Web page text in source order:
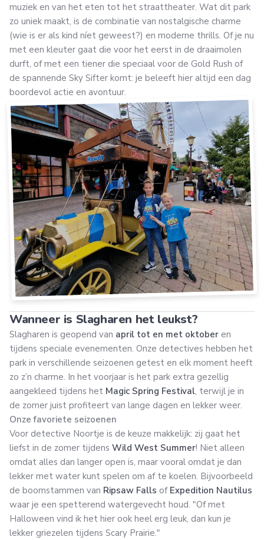
muziek en van het eten tot het straattheater. Wat dit park
zo uniek maakt, is de combinatie van nostalgische charme
(wie is er als kind níet geweest?) en moderne thrills. Of je nu
met een kleuter gaat die voor het eerst in de draaimolen
durft, of met een tiener die speciaal voor de Gold Rush of
de spannende Sky Sifter komt: je beleeft hier altijd een dag
boordevol actie en avontuur.
Wanneer is Slagharen het leukst?
Slagharen is geopend van april tot en met oktober en
tijdens speciale evenementen. Onze detectives hebben het
park in verschillende seizoenen getest en elk moment heeft
zo z’n charme. In het voorjaar is het park extra gezellig
aangekleed tijdens het Magic Spring Festival, terwijl je in
de zomer juist profiteert van lange dagen en lekker weer.
Onze favoriete seizoenen
Voor detective Noortje is de keuze makkelijk: zij gaat het
liefst in de zomer tijdens Wild West Summer! Niet alleen
omdat alles dan langer open is, maar vooral omdat je dan
lekker met water kunt spelen om af te koelen. Bijvoorbeeld
de boomstammen van Ripsaw Falls of Expedition Nautilus
waar je een spetterend watergevecht houd. "Of met
Halloween vind ik het hier ook heel erg leuk, dan kun je
lekker griezelen tijdens Scary Prairie."